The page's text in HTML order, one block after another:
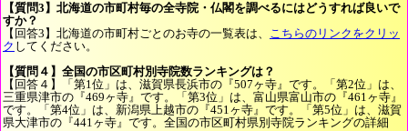
【質問3】北海道の市町村毎の全寺院・仏閣を調べるにはどうすれば良いで
すか？
【回答3】北海道の市町村ごとのお寺の一覧表は、 こちらのリンクをクリッ
ク してください。
【質問４】全国の市区町村別寺院数ランキングは？
【回答４】「第1位」は、滋賀県長浜市の『507ヶ寺』です。「第2位」は、
三重県津市の『469ヶ寺』です。「第3位」は、富山県富山市の『461ヶ寺』
です。「第4位」は、新潟県上越市の『451ヶ寺』です。「第5位」は、滋賀
県大津市の『441ヶ寺』です。全国の市区町村県別寺院ランキングの詳細